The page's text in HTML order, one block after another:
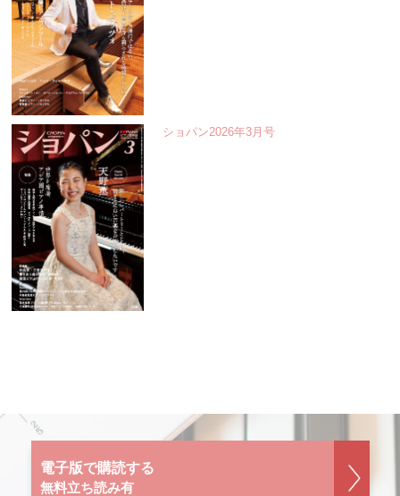
ショパン2026年3月号
電子版で購読する
無料立ち読み有